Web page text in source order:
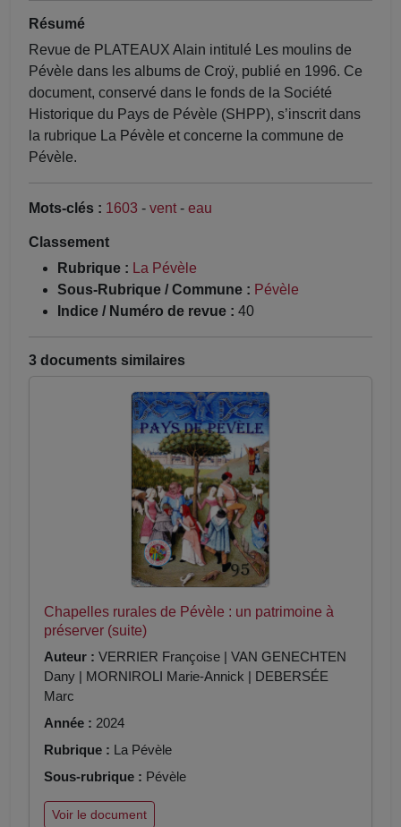
Résumé
Revue de PLATEAUX Alain intitulé Les moulins de
Pévèle dans les albums de Croÿ, publié en 1996. Ce
document, conservé dans le fonds de la Société
Historique du Pays de Pévèle (SHPP), s’inscrit dans
la rubrique La Pévèle et concerne la commune de
Pévèle.
Mots-clés : 1603 - vent - eau
Classement
Rubrique : La Pévèle
Sous-Rubrique / Commune : Pévèle
Indice / Numéro de revue : 40
3 documents similaires
Chapelles rurales de Pévèle : un patrimoine à
préserver (suite)
Auteur : VERRIER Françoise | VAN GENECHTEN
Dany | MORNIROLI Marie-Annick | DEBERSÉE
Marc
Année : 2024
Rubrique : La Pévèle
Sous-rubrique : Pévèle
Voir le document